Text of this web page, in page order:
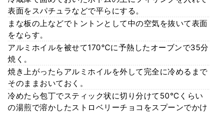
表面をスパチュラなどで平らにする。
まな板の上などでトントンとして中の空気を抜いて表面
をならす。
アルミホイルを被せて170℃に予熱したオーブンで35分
焼く。
焼き上がったらアルミホイルを外して完全に冷めるまで
そのままおいておく。
冷めたら包丁でスティック状に切り分けて50℃くらい
の湯煎で溶かしたストロベリーチョコをスプーンでかけ